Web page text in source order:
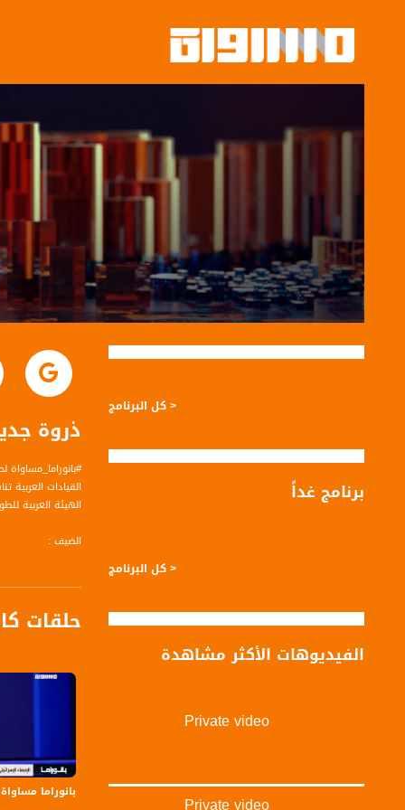
ذروة
#بانوراما_مساواة لحلقة العاشر من
القيادات العربية
الهيئة العربية
الضيف :
محاور:
بانوراما
وتداعياتها. كل يوم في تمام الساعة 21:00 مساءا، من
قناة مساواة
حلقات
بانوراما مساواة:
< كل البرنامج
برنامج غداً
< كل البرنامج
الفيديوهات الأكثر مشاهدة
Private video